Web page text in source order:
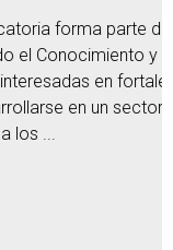
a
competencias
más